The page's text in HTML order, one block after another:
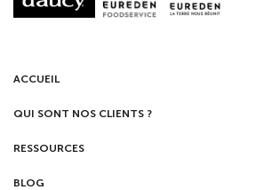
ACCUEIL
QUI SONT NOS CLIENTS ?
RESSOURCES
BLOG